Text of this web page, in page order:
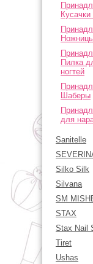
Пилка
ногтей
Шаберы
для
Sanitelle
Silko Silk
Silvana
SM
STAX
Stax Nail
Tiret
Ushas